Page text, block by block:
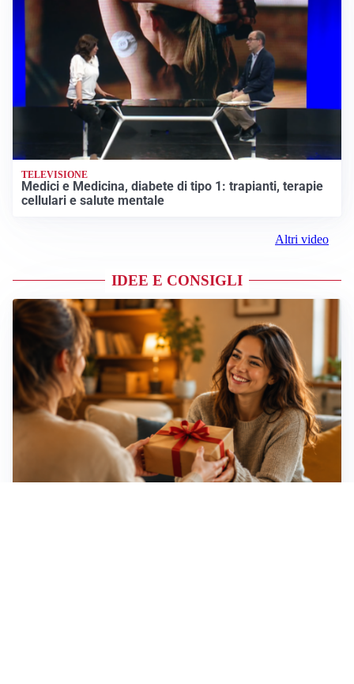
TELEVISIONE
Medici e Medicina, diabete di tipo 1: trapianti, terapie
cellulari e salute mentale
Altri video
IDEE E CONSIGLI